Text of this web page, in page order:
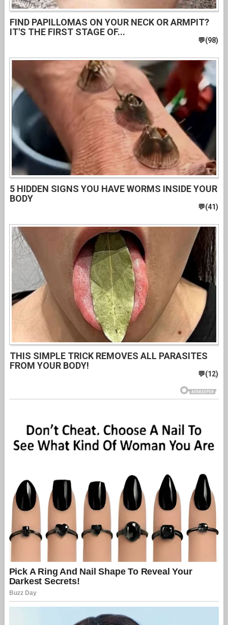
FIND PAPILLOMAS ON YOUR NECK OR ARMPIT?
IT'S THE FIRST STAGE OF...
5 HIDDEN SIGNS YOU HAVE WORMS INSIDE YOUR
BODY
THIS SIMPLE TRICK REMOVES ALL PARASITES
FROM YOUR BODY!